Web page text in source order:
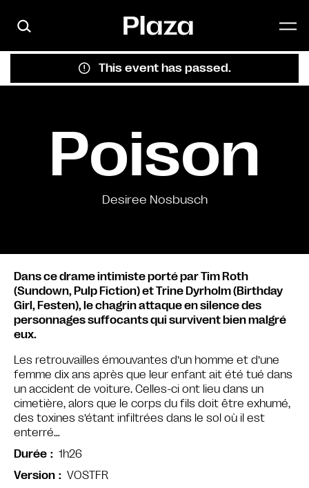
This event has passed.
Poison
Desiree Nosbusch
Dans ce drame intimiste porté par Tim Roth
(Sundown, Pulp Fiction) et Trine Dyrholm (Birthday
Girl, Festen), le chagrin attaque en silence des
personnages suffocants qui survivent bien malgré
eux.
Les retrouvailles émouvantes d’un homme et d’une
femme dix ans après que leur enfant ait été tué dans
un accident de voiture. Celles-ci ont lieu dans un
cimetière, alors que le corps du fils doit être exhumé,
des toxines s’étant infiltrées dans le sol où il est
enterré…
Durée
1h26
Version
VOSTFR